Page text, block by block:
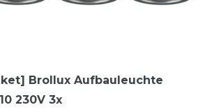
Brollux Aufbauleuchte
230V 3x